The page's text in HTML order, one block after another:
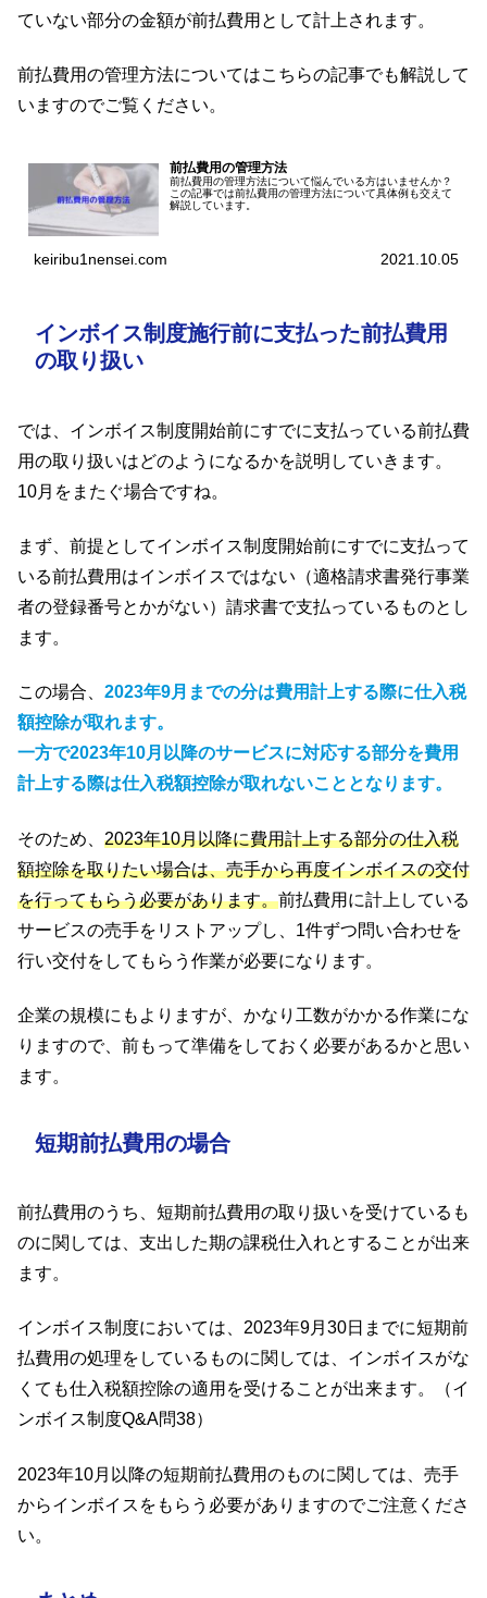
ていない部分の金額が前払費用として計上されます。
前払費用の管理方法についてはこちらの記事でも解説して
いますのでご覧ください。
前払費用の管理方法
前払費用の管理方法について悩んでいる方はいませんか？
この記事では前払費用の管理方法について具体例も交えて
解説しています。
keiribu1nensei.com 2021.10.05
インボイス制度施行前に支払った前払費用
の取り扱い
では、インボイス制度開始前にすでに支払っている前払費
用の取り扱いはどのようになるかを説明していきます。
10月をまたぐ場合ですね。
まず、前提としてインボイス制度開始前にすでに支払って
いる前払費用はインボイスではない（適格請求書発行事業
者の登録番号とかがない）請求書で支払っているものとし
ます。
この場合、 2023年9月までの分は費用計上する際に仕入税
額控除が取れます。
一方で2023年10月以降のサービスに対応する部分を費用
計上する際は仕入税額控除が取れないこととなります。
そのため、 2023年10月以降に費用計上する部分の仕入税
額控除を取りたい場合は、売手から再度インボイスの交付
を行ってもらう必要があります。前払費用に計上している
サービスの売手をリストアップし、1件ずつ問い合わせを
行い交付をしてもらう作業が必要になります。
企業の規模にもよりますが、かなり工数がかかる作業にな
りますので、前もって準備をしておく必要があるかと思い
ます。
短期前払費用の場合
前払費用のうち、短期前払費用の取り扱いを受けているも
のに関しては、支出した期の課税仕入れとすることが出来
ます。
インボイス制度においては、2023年9月30日までに短期前
払費用の処理をしているものに関しては、インボイスがな
くても仕入税額控除の適用を受けることが出来ます。（イ
ンボイス制度Q&A問38）
2023年10月以降の短期前払費用のものに関しては、売手
からインボイスをもらう必要がありますのでご注意くださ
い。